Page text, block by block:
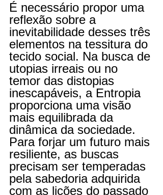
É necessário propor uma
reflexão sobre a
inevitabilidade desses três
elementos na tessitura do
tecido social. Na busca de
utopias irreais ou no
temor das distopias
inescapáveis, a Entropia
proporciona uma visão
mais equilibrada da
dinâmica da sociedade.
Para forjar um futuro mais
resiliente, as buscas
precisam ser temperadas
pela sabedoria adquirida
com as lições do passado